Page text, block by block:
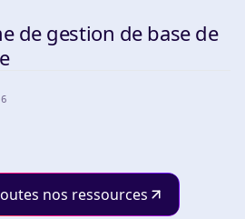
de gestion de base de
nos ressources